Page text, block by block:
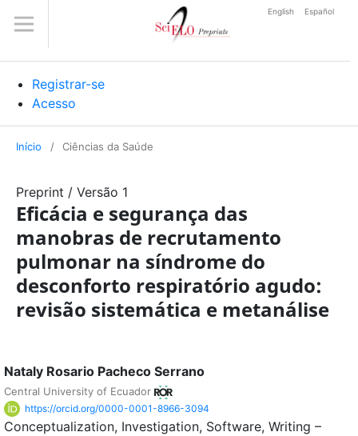
Registrar-se
Acesso
English Español
Início / Ciências da Saúde
Preprint / Versão 1
Eficácia e segurança das
manobras de recrutamento
pulmonar na síndrome do
desconforto respiratório agudo:
revisão sistemática e metanálise
Nataly Rosario Pacheco Serrano
Central University of Ecuador
https://orcid.org/0000-0001-8966-3094
Conceptualization Investigation Software Writing –